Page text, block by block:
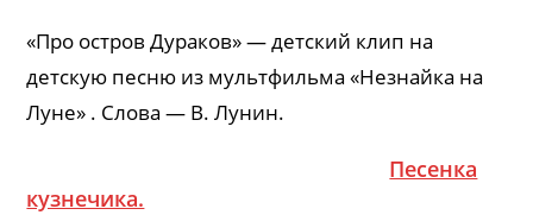
«Про остров Дураков» — детский клип на
детскую песню из мультфильма «Незнайка на
Луне» . Слова — В. Лунин.
Песенка
кузнечика.